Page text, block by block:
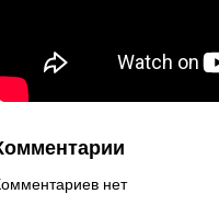
нет